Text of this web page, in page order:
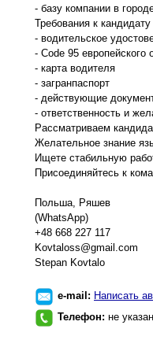
- базу компании в
Требования к кандидату
- водительское
- Code 95 европейского
- карта водителя
- загранпаспорт
- действующие
- ответственность и
Рассматриваем
Желательное знание
Ищете стабильную
Присоединяйтесь к
Польша, Ряшев
(WhatsApp)
+48 668 227 117
Kovtaloss@gmail.com
Stepan Kovtalo
e-mail: Написать
Телефон: не указан